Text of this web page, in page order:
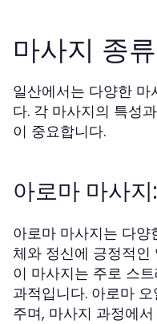
마사지 종
일산에서는 다양한 마
다. 각 마사지의 특성
이 중요합니다.
아로마 마사
아로마 마사지는 다
체와 정신에 긍정적인
이 마사지는 주로 스
과적입니다. 아로마
주며, 마사지 과정에